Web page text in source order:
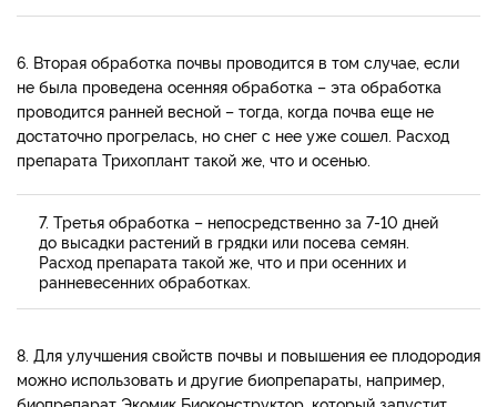
6. Вторая обработка почвы проводится в том случае, если
не была проведена осенняя обработка – эта обработка
проводится ранней весной – тогда, когда почва еще не
достаточно прогрелась, но снег с нее уже сошел. Расход
препарата Трихоплант такой же, что и осенью.
7. Третья обработка – непосредственно за 7-10 дней
до высадки растений в грядки или посева семян.
Расход препарата такой же, что и при осенних и
ранневесенних обработках.
8. Для улучшения свойств почвы и повышения ее плодородия
можно использовать и другие биопрепараты, например,